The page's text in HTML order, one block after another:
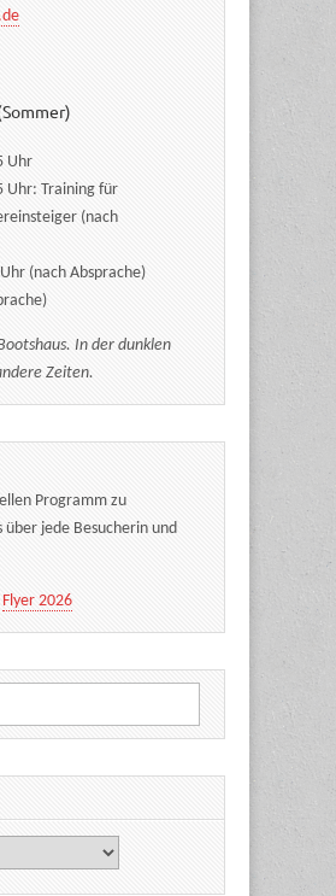
Uhr
Uhr: Training für
(nach
(nach Absprache)
In der dunklen
Zeiten.
Programm zu
jede Besucherin und
Flyer 2026